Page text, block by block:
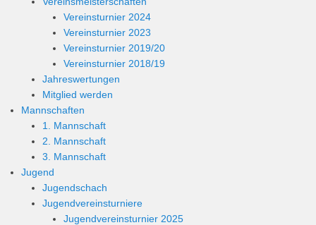
Vereinsturnier 2024
Vereinsturnier 2023
Vereinsturnier 2019/20
Vereinsturnier 2018/19
Jahreswertungen
Mitglied werden
Mannschaften
1. Mannschaft
2. Mannschaft
3. Mannschaft
Jugend
Jugendschach
Jugendvereinsturniere
Jugendvereinsturnier 2025